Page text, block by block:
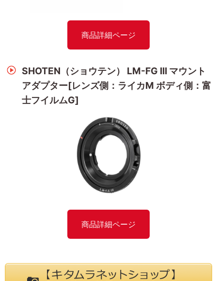
商品詳細ページ
SHOTEN（ショウテン） LM-FG III マウント
アダプター[レンズ側：ライカM ボディ側：富
士フイルムG]
商品詳細ページ